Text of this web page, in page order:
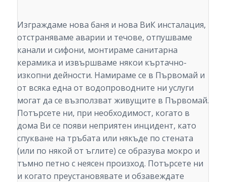
Изграждаме нова баня и нова ВиК инсталация,
отстраняваме аварии и течове, отпушваме
канали и сифони, монтираме санитарна
керамика и извършваме някои къртачно-
изкопни дейности. Намираме се в Първомай и
от всяка една от водопроводните ни услуги
могат да се възползват живущите в Първомай.
Потърсете ни, при необходимост, когато в
дома Ви се появи неприятен инцидент, като
спукване на тръбата или някъде по стената
(или по някой от ъглите) се образува мокро и
тъмно петно с неясен произход. Потърсете ни
и когато преустановявате и обзавеждате